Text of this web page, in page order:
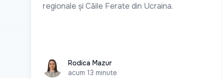
regionale și Căile Ferate din Ucraina.
Rodica MazurRodica Mazur
acum 13 minute